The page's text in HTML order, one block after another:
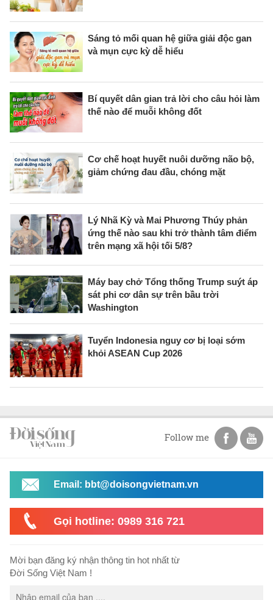
Sáng tỏ mối quan hệ giữa giải độc gan
và mụn cực kỳ dễ hiểu
Bí quyết dân gian trả lời cho câu hỏi làm
thế nào để muỗi không đốt
Cơ chế hoạt huyết nuôi dưỡng não bộ,
giảm chứng đau đầu, chóng mặt
Lý Nhã Kỳ và Mai Phương Thúy phản
ứng thế nào sau khi trở thành tâm điểm
trên mạng xã hội tối 5/8?
Máy bay chở Tổng thống Trump suýt áp
sát phi cơ dân sự trên bầu trời
Washington
Tuyển Indonesia nguy cơ bị loại sớm
khỏi ASEAN Cup 2026
Follow me
Email: bbt@doisongvietnam.vn
Gọi hotline: 0989 316 721
Mời bạn đăng ký nhận thông tin hot nhất từ
Đời Sống Việt Nam !